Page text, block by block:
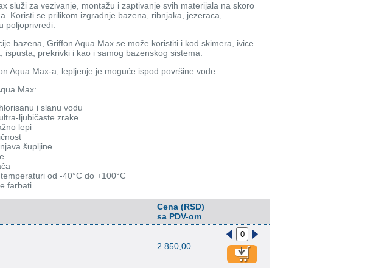
služi za vezivanje, montažu i zaptivanje svih materijala na skoro
Koristi se prilikom izgradnje bazena, ribnjaka, jezeraca,
poljoprivredi.
bazena, Griffon Aqua Max se može koristiti i kod skimera, ivice
ispusta, prekrivki i kao i samog bazenskog sistema.
Aqua Max-a, lepljenje je moguće ispod površine vode.
Max:
i slanu vodu
ljubičaste zrake
lepi
šupljine
od -40°C do +100°C
farbati
Cena (RSD)
sa PDV-om
2.850,00